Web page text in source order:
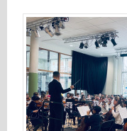
校園生活
學校刊物
聯絡本校